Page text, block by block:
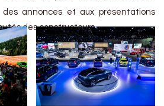
annonces et aux présentations
des constructeurs.